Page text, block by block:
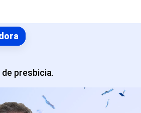
presbicia.